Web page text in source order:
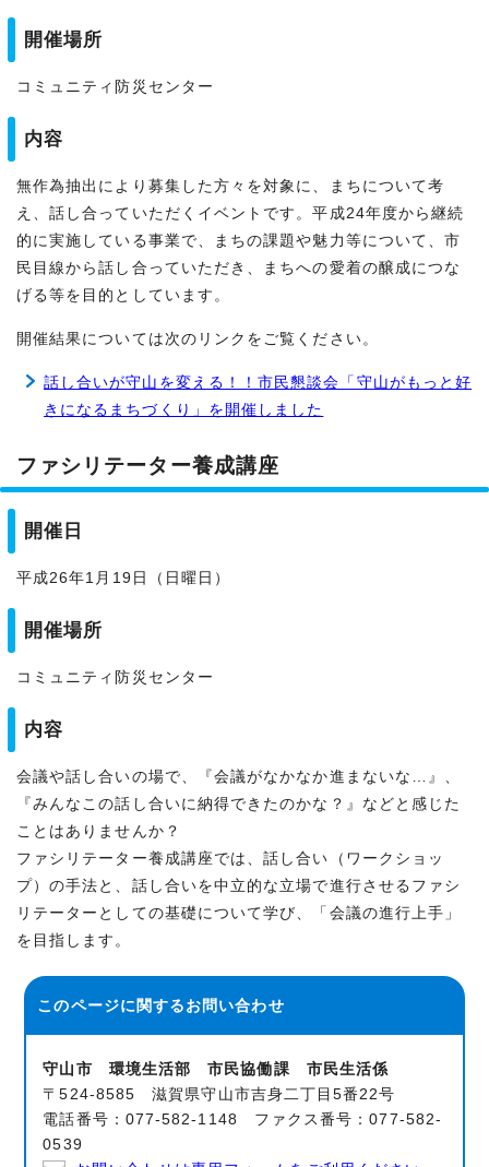
開催場所
コミュニティ防災センター
内容
無作為抽出により募集した方々を対象に、まちについて考
え、話し合っていただくイベントです。平成24年度から継続
的に実施している事業で、まちの課題や魅力等について、市
民目線から話し合っていただき、まちへの愛着の醸成につな
げる等を目的としています。
開催結果については次のリンクをご覧ください。
話し合いが守山を変える！！市民懇談会「守山がもっと好
きになるまちづくり」を開催しました
ファシリテーター養成講座
開催日
平成26年1月19日（日曜日）
開催場所
コミュニティ防災センター
内容
会議や話し合いの場で、『会議がなかなか進まないな…』、
『みんなこの話し合いに納得できたのかな？』などと感じた
ことはありませんか？
ファシリテーター養成講座では、話し合い（ワークショッ
プ）の手法と、話し合いを中立的な立場で進行させるファシ
リテーターとしての基礎について学び、「会議の進行上手」
を目指します。
このページに関するお問い合わせ
守山市 環境生活部 市民協働課 市民生活係
〒524-8585 滋賀県守山市吉身二丁目5番22号
電話番号：077-582-1148 ファクス番号：077-582-
0539